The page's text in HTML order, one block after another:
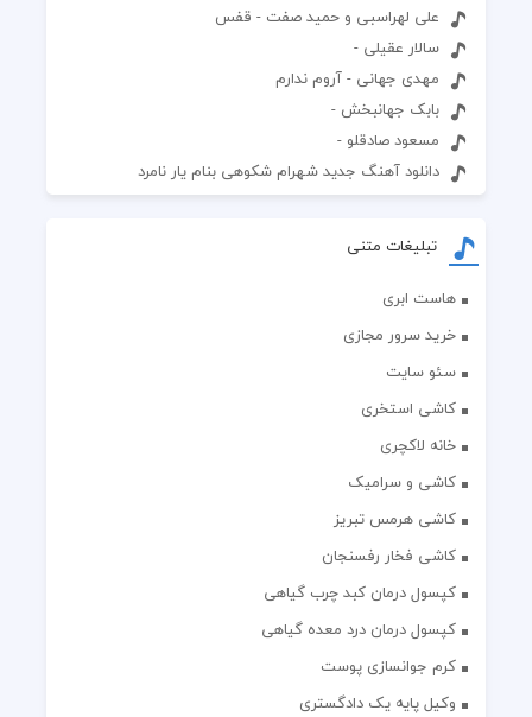
علی لهراسبی و حمید صفت - قفس
سالار عقیلی -
مهدی جهانی - آروم ندارم
بابک جهانبخش -
مسعود صادقلو -
دانلود آهنگ جدید شهرام شکوهی بنام یار نامرد
تبلیغات متنی
هاست ابری
خرید سرور مجازی
سئو سایت
کاشی استخری
خانه لاکچری
کاشی و سرامیک
کاشی هرمس تبریز
کاشی فخار رفسنجان
کپسول درمان کبد چرب گیاهی
کپسول درمان درد معده گیاهی
کرم جوانسازی پوست
وکیل پایه یک دادگستری